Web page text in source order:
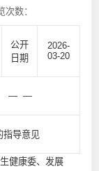
次数：
公开
日期
2026-
03-20
— —
指导意见
健康委、发展